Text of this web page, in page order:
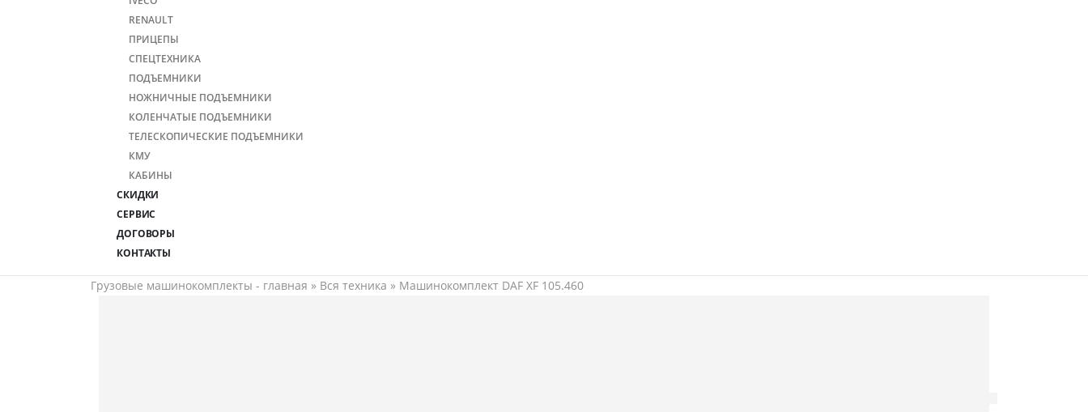
RENAULT
ПРИЦЕПЫ
СПЕЦТЕХНИКА
ПОДЪЕМНИКИ
НОЖНИЧНЫЕ ПОДЪЕМНИКИ
КОЛЕНЧАТЫЕ ПОДЪЕМНИКИ
ТЕЛЕСКОПИЧЕСКИЕ ПОДЪЕМНИКИ
КМУ
КАБИНЫ
СКИДКИ
СЕРВИС
ДОГОВОРЫ
КОНТАКТЫ
Грузовые машинокомплекты - главная » Вся техника » Машинокомплект DAF XF 105.460